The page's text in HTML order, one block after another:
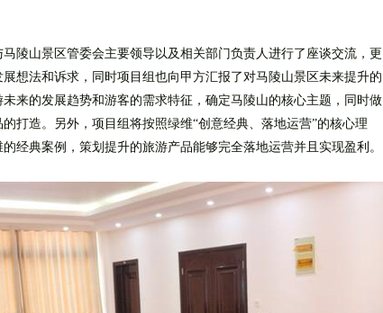
陵山景区管委会主要领导以及相关部门负责人进行了座谈交流，更
想法和诉求，同时项目组也向甲方汇报了对马陵山景区未来提升的
来的发展趋势和游客的需求特征，确定马陵山的核心主题，同时做
打造。另外，项目组将按照绿维“创意经典、落地运营”的核心理
经典案例，策划提升的旅游产品能够完全落地运营并且实现盈利。